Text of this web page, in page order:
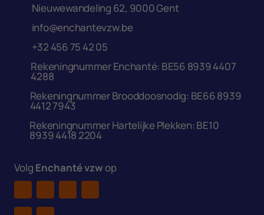
Nieuwewandeling 62, 9000 Gent
info@enchantevzw.be
+32 456 75 42 05
Rekeningnummer Enchanté: BE56 8939 4407
4288
Rekeningnummer Brooddoosnodig: BE66 8939
4412 7943
Rekeningnummer Hartelijke Plekken: BE10
8939 4418 2204
Volg Enchanté vzwop